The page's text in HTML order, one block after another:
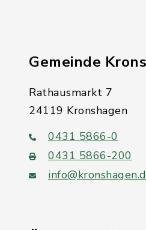
Gemeinde
Rathausmarkt 7
24119 Kronshagen
0431 5866-0
0431 5866-200